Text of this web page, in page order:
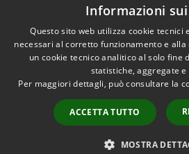
Cookie
Mappa del sito
WebMail
WebPEC
Informazioni
Questo sito web utilizza cookie tecnici
necessari al corretto funzionamento e alla
un cookie tecnico analitico al solo fine
statistiche, aggregate e
Per maggiori dettagli, può consultare la
ACCETTA TUTTO
MOSTRA